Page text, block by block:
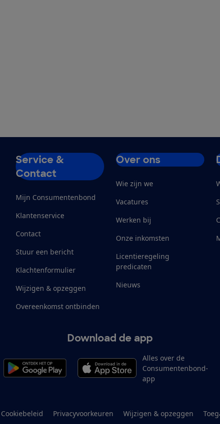
Service &
Contact
Mijn Consumentenbond
Klantenservice
Contact
Stuur een bericht
Klachtenformulier
Wijzigen & opzeggen
Overeenkomst ontbinden
Over ons
Wie zijn we
Vacatures
Werken bij
Onze inkomsten
Licentieregeling
predicaten
Nieuws
Download de app
Alles over de
Consumentenbond-
app
Cookiebeleid Privacyvoorkeuren Wijzigen & opzeggen